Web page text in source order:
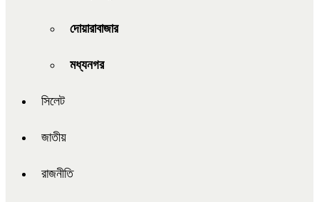
দোয়ারাবাজার
মধ্যনগর
সিলেট
জাতীয়
রাজনীতি